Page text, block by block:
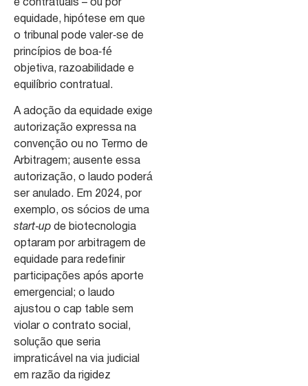
e contratuais – ou por
equidade, hipótese em que
o tribunal pode valer‑se de
princípios de boa‑fé
objetiva, razoabilidade e
equilíbrio contratual.
A adoção da equidade exige
autorização expressa na
convenção ou no Termo de
Arbitragem; ausente essa
autorização, o laudo poderá
ser anulado. Em 2024, por
exemplo, os sócios de uma
start‑up de biotecnologia
optaram por arbitragem de
equidade para redefinir
participações após aporte
emergencial; o laudo
ajustou o cap table sem
violar o contrato social,
solução que seria
impraticável na via judicial
em razão da rigidez